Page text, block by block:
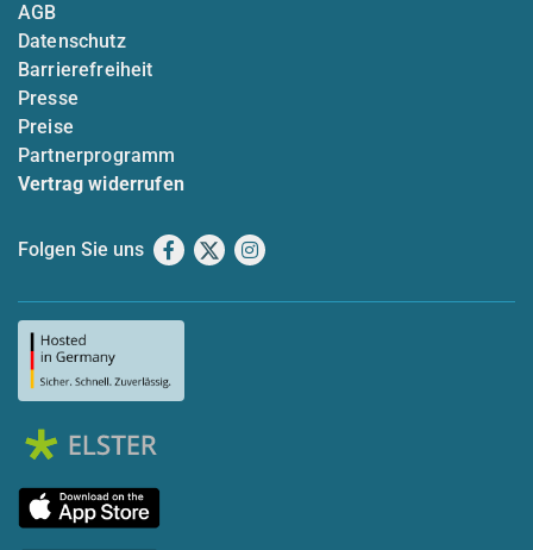
AGB
Datenschutz
Barrierefreiheit
Presse
Preise
Partnerprogramm
Vertrag widerrufen
Folgen Sie uns Facebook
X Instagram